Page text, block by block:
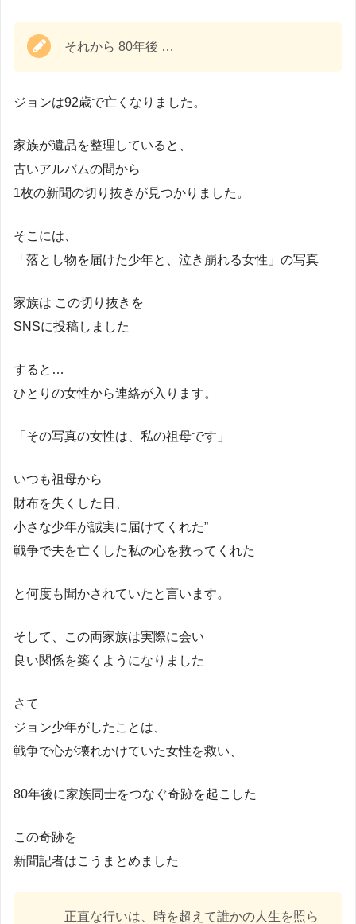
それから 80年後 …
ジョンは92歳で亡くなりました。
家族が遺品を整理していると、
古いアルバムの間から
1枚の新聞の切り抜きが見つかりました。
そこには、
「落とし物を届けた少年と、泣き崩れる女性」の写真
家族は この切り抜きを
SNSに投稿しました
すると…
ひとりの女性から連絡が入ります。
「その写真の女性は、私の祖母です」
いつも祖母から
財布を失くした日、
小さな少年が誠実に届けてくれた”
戦争で夫を亡くした私の心を救ってくれた
と何度も聞かされていたと言います。
そして、この両家族は実際に会い
良い関係を築くようになりました
さて
ジョン少年がしたことは、
戦争で心が壊れかけていた女性を救い、
80年後に家族同士をつなぐ奇跡を起こした
この奇跡を
新聞記者はこうまとめました
正直な行いは、時を超えて誰かの人生を照ら